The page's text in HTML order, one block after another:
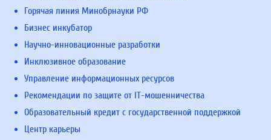
Горячая линия Минобрнауки РФ
Бизнес инкубатор
Научно-инновационные разработки
Инклюзивное образование
Управление информационных ресурсов
Рекомендации по защите от IT-мошенничества
Образовательный кредит с государственной поддержкой
Центр карьеры